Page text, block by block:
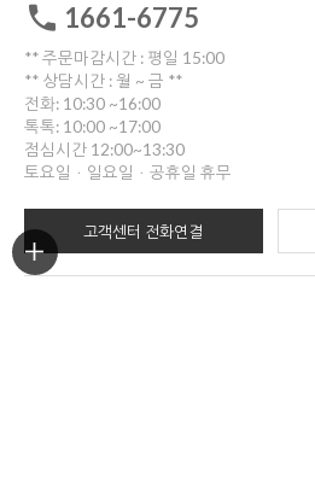
1661-6775
** 주문마감시간 : 평일 15:00
** 상담시간 : 월 ~ 금 **
전화: 10:30 ~16:00
톡톡: 10:00 ~17:00
점심시간 12:00~13:30
토요일ㆍ일요일ㆍ공휴일 휴무
고객센터 전화연결